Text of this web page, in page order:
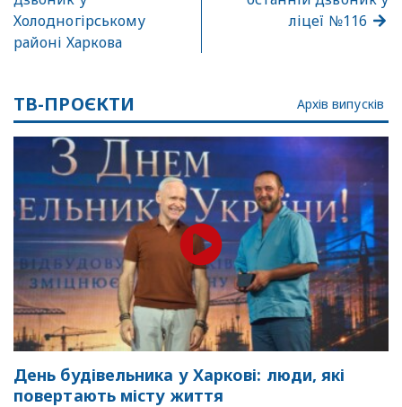
Холодногірському
районі Харкова
ліцеї №116
ТВ-ПРОЄКТИ Архів випусків
День будівельника у Харкові: люди, які
повертають місту життя